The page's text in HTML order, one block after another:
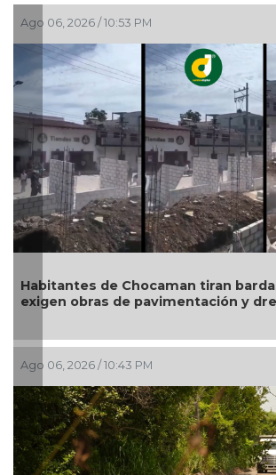
/ 10:53 PM
de Chocaman tiran bardas de parque;
de pavimentación y drenaje
/ 10:43 PM